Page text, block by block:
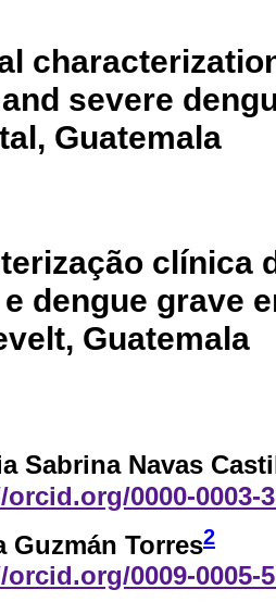
severe
Guatemala
clínica
dengue grave
Guatemala
Sabrina Navas
0000-0003-
Guzmán Torres2
0009-0005-